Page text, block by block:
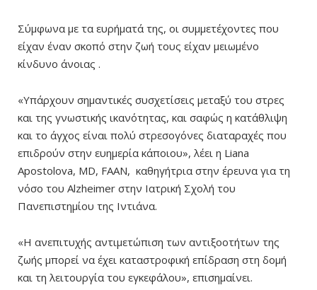
Σύμφωνα με τα ευρήματά της, οι συμμετέχοντες που
είχαν έναν σκοπό στην ζωή τους είχαν μειωμένο
κίνδυνο άνοιας .
«Υπάρχουν σημαντικές συσχετίσεις μεταξύ του στρες
και της γνωστικής ικανότητας, και σαφώς η κατάθλιψη
και το άγχος είναι πολύ στρεσογόνες διαταραχές που
επιδρούν στην ευημερία κάποιου», λέει η Liana
Apostolova, MD, FAAN, καθηγήτρια στην έρευνα για τη
νόσο του Alzheimer στην Ιατρική Σχολή του
Πανεπιστημίου της Ιντιάνα.
«Η ανεπιτυχής αντιμετώπιση των αντιξοοτήτων της
ζωής μπορεί να έχει καταστροφική επίδραση στη δομή
και τη λειτουργία του εγκεφάλου», επισημαίνει.